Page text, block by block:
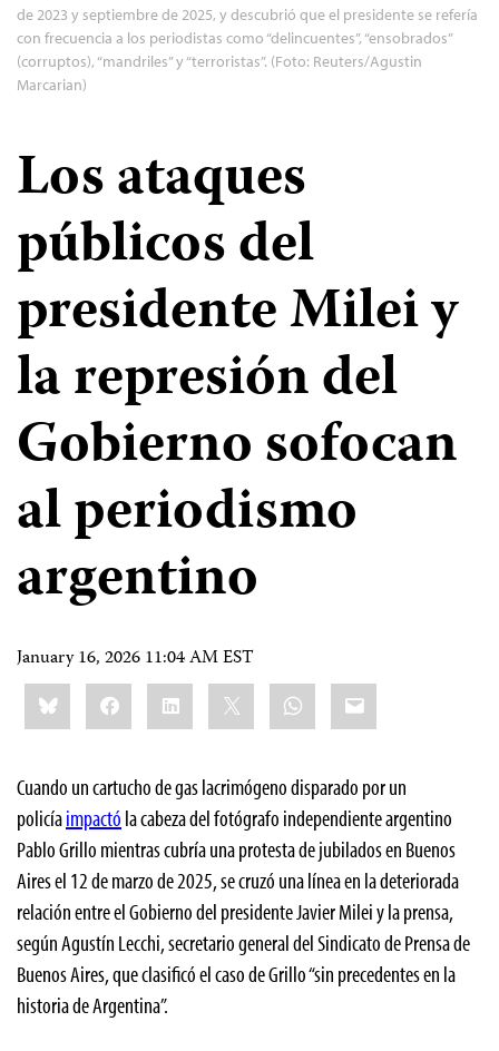
de 2023 y septiembre de 2025, y descubrió que el presidente se refería
con frecuencia a los periodistas como “delincuentes”, “ensobrados”
(corruptos), “mandriles” y “terroristas”. (Foto: Reuters/Agustin
Marcarian)
Los ataques
públicos del
presidente Milei y
la represión del
Gobierno sofocan
al periodismo
argentino
January 16, 2026 11:04 AM EST
Share
this:BlueskyFacebookLinkedIn WhatsApp
Email
Cuando un cartucho de gas lacrimógeno disparado por un
policíaimpactó la cabeza del fotógrafo independiente argentino
Pablo Grillo mientras cubría una protesta de jubilados en Buenos
Aires el 12 de marzo de 2025, se cruzó una línea en la deteriorada
relación entre el Gobierno del presidente Javier Milei y la prensa,
según Agustín Lecchi, secretario general del Sindicato de Prensa de
Buenos Aires, que clasificó el caso de Grillo “sin precedentes en la
historia de Argentina”.